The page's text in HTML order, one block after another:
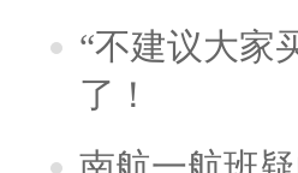
“不建议大家
了！